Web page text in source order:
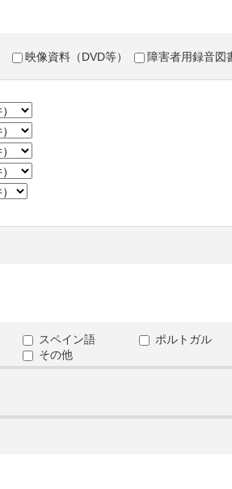
映像資料（DVD等） 障害者用録音図
スペイン語
ポルトガル
その他